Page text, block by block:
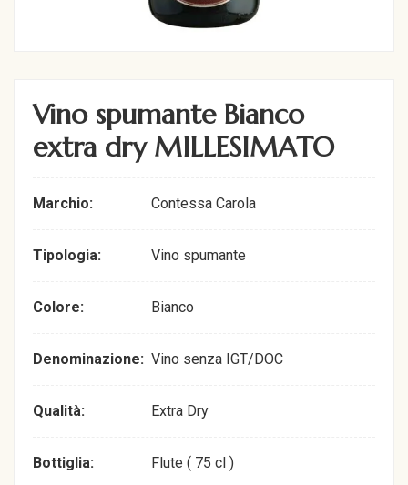
Vino spumante Bianco
extra dry MILLESIMATO
Marchio: Contessa Carola
Tipologia: Vino spumante
Colore: Bianco
Denominazione: Vino senza IGT/DOC
Qualità: Extra Dry
Bottiglia: Flute ( 75 cl )